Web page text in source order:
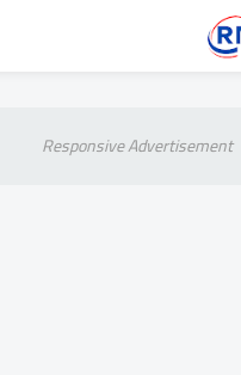
Responsive Advertisement